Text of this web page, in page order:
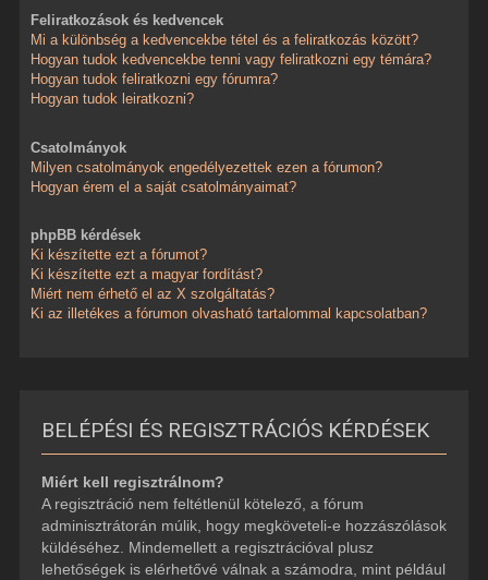
Feliratkozások és kedvencek
Mi a különbség a kedvencekbe tétel és a feliratkozás között?
Hogyan tudok kedvencekbe tenni vagy feliratkozni egy témára?
Hogyan tudok feliratkozni egy fórumra?
Hogyan tudok leiratkozni?
Csatolmányok
Milyen csatolmányok engedélyezettek ezen a fórumon?
Hogyan érem el a saját csatolmányaimat?
phpBB kérdések
Ki készítette ezt a fórumot?
Ki készítette ezt a magyar fordítást?
Miért nem érhető el az X szolgáltatás?
Ki az illetékes a fórumon olvasható tartalommal kapcsolatban?
BELÉPÉSI ÉS REGISZTRÁCIÓS KÉRDÉSEK
Miért kell regisztrálnom?
A regisztráció nem feltétlenül kötelező, a fórum
adminisztrátorán múlik, hogy megköveteli-e hozzászólások
küldéséhez. Mindemellett a regisztrációval plusz
lehetőségek is elérhetővé válnak a számodra, mint például